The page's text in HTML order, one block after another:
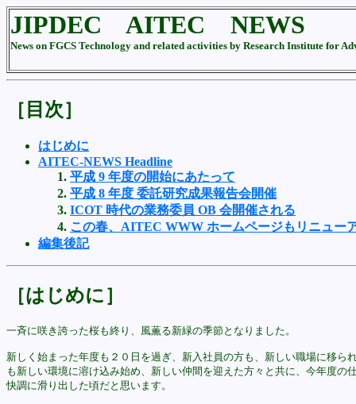
JIPDEC AITEC NEWS
News on FGCS Technology and related activities by Research Institute for
［目次］
はじめに
AITEC-NEWS Headline
平成 9 年度の開始にあたって
平成 8 年度 委託研究成果報告会開催
ICOT 時代の業務委員 OB 会開催される
この春、AITEC WWW ホームページもリニュー
編集後記
［はじめに］
一斉に咲き誇った桜も終り、風薫る新緑の季節となりました。
新しく始まった年度も２０日を過ぎ、新入社員の方も、新しい職場に移ら
も新しい環境に溶け込み始め、新しい仲間を迎えた方々と共に、今年度の
快調に滑り出した頃だと思います。